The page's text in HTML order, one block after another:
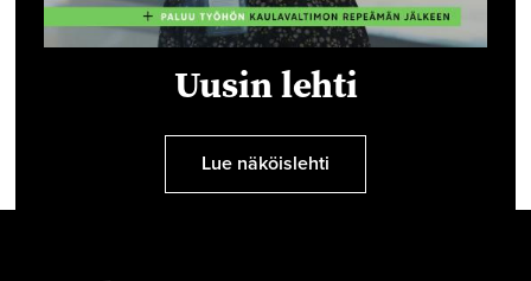
Uusin lehti
Lue näköislehti